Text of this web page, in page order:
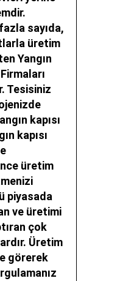
sayıda,
üretim
Yangın
Tesisiniz
kapısı
kapısı
üretim
piyasada
ve üretimi
çok
Üretim
görerek